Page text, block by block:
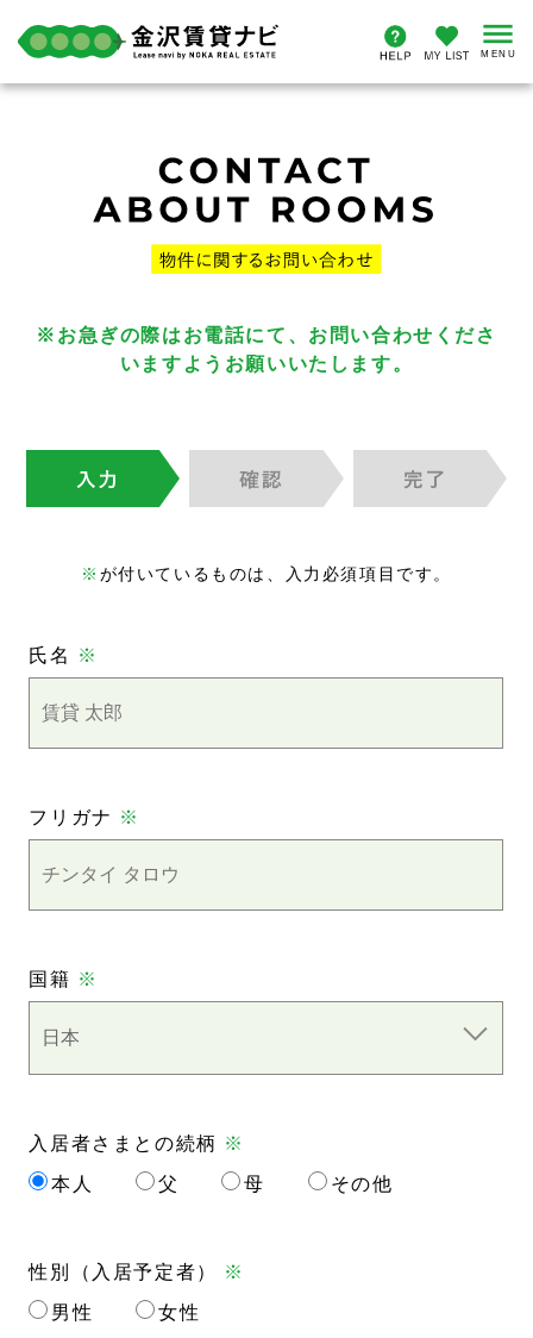
※お急ぎの際はお電話にて、お問い合わせくださ
いますようお願いいたします。
※ が付いているものは、入力必須項目です。
氏名 ※
フリガナ ※
国籍 ※
入居者さまとの続柄 ※
本人
父 母 その他
性別（入居予定者） ※
男性
女性